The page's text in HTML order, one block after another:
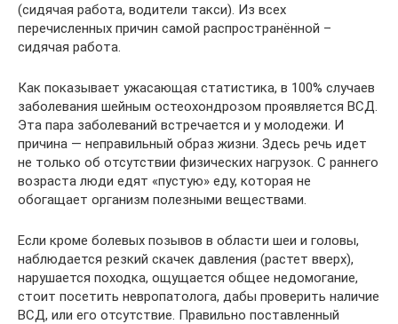
(сидячая работа, водители такси). Из всех
перечисленных причин самой распространённой –
сидячая работа.
Как показывает ужасающая статистика, в 100% случаев
заболевания шейным остеохондрозом проявляется ВСД.
Эта пара заболеваний встречается и у молодежи. И
причина — неправильный образ жизни. Здесь речь идет
не только об отсутствии физических нагрузок. С раннего
возраста люди едят «пустую» еду, которая не
обогащает организм полезными веществами.
Если кроме болевых позывов в области шеи и головы,
наблюдается резкий скачек давления (растет вверх),
нарушается походка, ощущается общее недомогание,
стоит посетить невропатолога, дабы проверить наличие
ВСД, или его отсутствие. Правильно поставленный